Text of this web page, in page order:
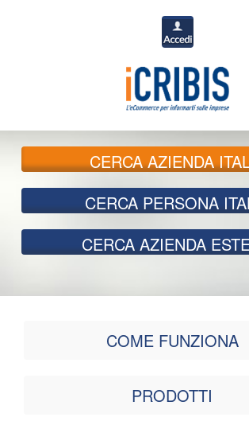
CERCAAZIENDA
CERCA PERSONA
CERCA AZIENDA
COME FUNZIONA
PRODOTTI